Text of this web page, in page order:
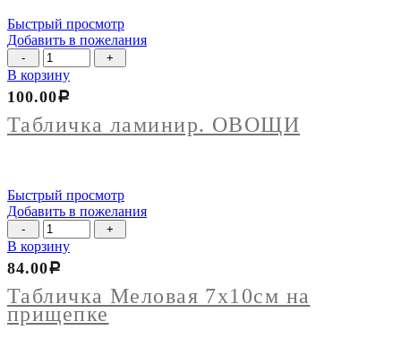
Быстрый просмотр
Добавить в пожелания
Количество
товара
Табличка
ламинир.
ОВОЩИ
В корзину
Табличка ламинир. ОВОЩИ
100.00Р
Быстрый просмотр
Добавить в пожелания
Количество
товара
Табличка
Меловая
7х10см
на
прищепке
В корзину
Табличка Меловая 7х10см на
прищепке
84.00Р